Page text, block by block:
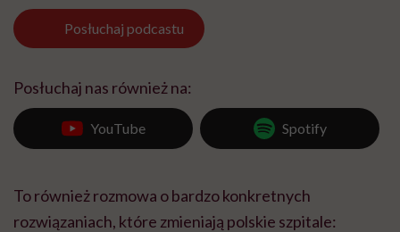
Posłuchaj podcastu
Posłuchaj nas również na:
YouTube Spotify
To również rozmowa o bardzo konkretnych
rozwiązaniach, które zmieniają polskie szpitale: